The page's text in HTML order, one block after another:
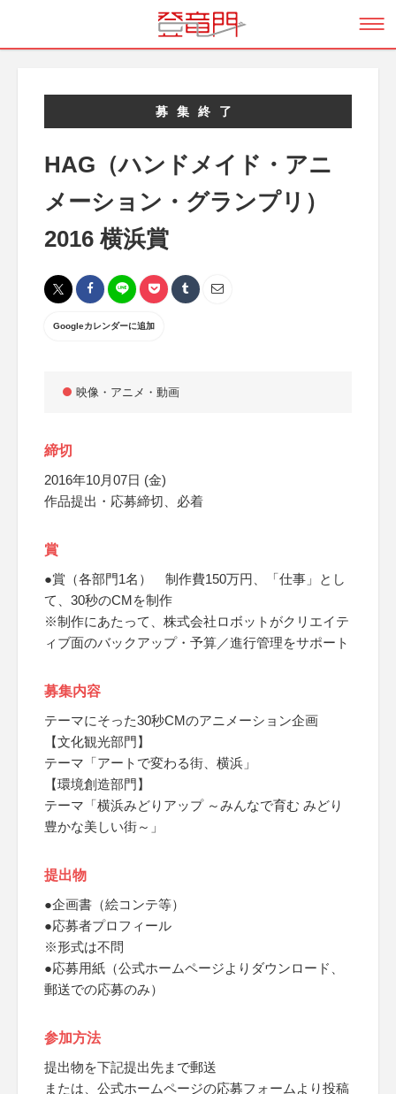
募集終了
HAG（ハンドメイド・アニ
メーション・グランプリ）
2016 横浜賞
Googleカレンダーに追加
映像・アニメ・動画
締切
2016年10月07日 (金)
作品提出・応募締切、必着
賞
●賞（各部門1名） 制作費150万円、「仕事」とし
て、30秒のCMを制作
※制作にあたって、株式会社ロボットがクリエイテ
ィブ面のバックアップ・予算／進行管理をサポート
募集内容
テーマにそった30秒CMのアニメーション企画
【文化観光部門】
テーマ「アートで変わる街、横浜」
【環境創造部門】
テーマ「横浜みどりアップ ～みんなで育む みどり
豊かな美しい街～」
提出物
●企画書（絵コンテ等）
●応募者プロフィール
※形式は不問
●応募用紙（公式ホームページよりダウンロード、
郵送での応募のみ）
参加方法
提出物を下記提出先まで郵送
または、公式ホームページの応募フォームより投稿